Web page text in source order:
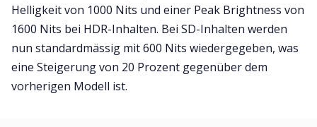
Helligkeit von 1000 Nits und einer Peak Brightness von
1600 Nits bei HDR-Inhalten. Bei SD-Inhalten werden
nun standardmässig mit 600 Nits wiedergegeben, was
eine Steigerung von 20 Prozent gegenüber dem
vorherigen Modell ist.